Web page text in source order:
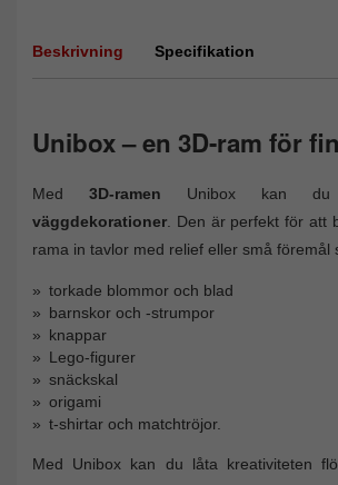
Beskrivning Specifikation
Unibox – en 3D-ram för
Med 3D-ramen Unibox kan
väggdekorationer . Den är perfekt för att
rama in tavlor med relief eller små föremål
torkade blommor och blad
barnskor och -strumpor
knappar
Lego-figurer
snäckskal
origami
t-shirtar och matchtröjor.
Med Unibox kan du låta kreativiteten